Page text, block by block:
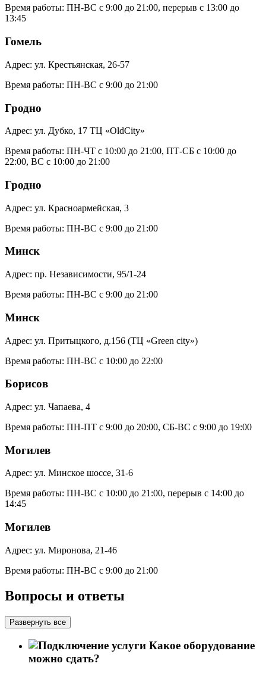
Время работы: ПН-ВС с 9:00 до 21:00, перерыв с 13:00 до
13:45
Гомель
Адрес: ул. Крестьянская, 26-57
Время работы: ПН-ВС с 9:00 до 21:00
Гродно
Адрес: ул. Дубко, 17 ТЦ «OldCity»
Время работы: ПН-ЧТ с 10:00 до 21:00, ПТ-СБ с 10:00 до
22:00, ВС с 10:00 до 21:00
Гродно
Адрес: ул. Красноармейская, 3
Время работы: ПН-ВС с 9:00 до 21:00
Минск
Адрес: пр. Независимости, 95/1-24
Время работы: ПН-ВС с 9:00 до 21:00
Минск
Адрес: ул. Притыцкого, д.156 (ТЦ «Green city»)
Время работы: ПН-ВС с 10:00 до 22:00
Борисов
Адрес: ул. Чапаева, 4
Время работы: ПН-ПТ с 9:00 до 20:00, СБ-ВС с 9:00 до 19:00
Могилев
Адрес: ул. Минское шоссе, 31-6
Время работы: ПН-ВС с 10:00 до 21:00, перерыв с 14:00 до
14:45
Могилев
Адрес: ул. Миронова, 21-46
Время работы: ПН-ВС с 9:00 до 21:00
Вопросы и ответы
Развернуть все
Какое оборудование
можно сдать?